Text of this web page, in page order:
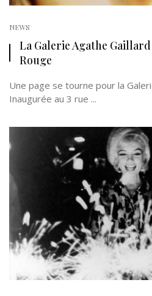
NEWS
La Galerie Agathe
Rouge
Une page se tourne pour la
Inaugurée au 3 rue ...